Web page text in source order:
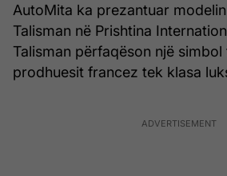
AutoMita ka prezantuar
Talisman në Prishtina
Talisman përfaqëson një
prodhuesit francez tek klasa